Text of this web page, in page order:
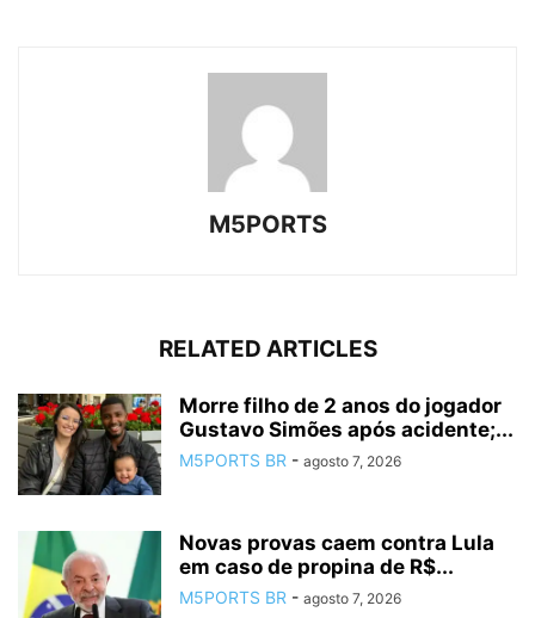
M5PORTS
RELATED ARTICLES
Morre filho de 2 anos do jogador
Gustavo Simões após acidente;...
M5PORTS BR - agosto 7, 2026
Novas provas caem contra Lula
em caso de propina de R$...
M5PORTS BR - agosto 7, 2026